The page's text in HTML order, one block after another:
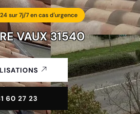
sur 7j/7 en cas d'urgence
VAUX 31540
60 27 23